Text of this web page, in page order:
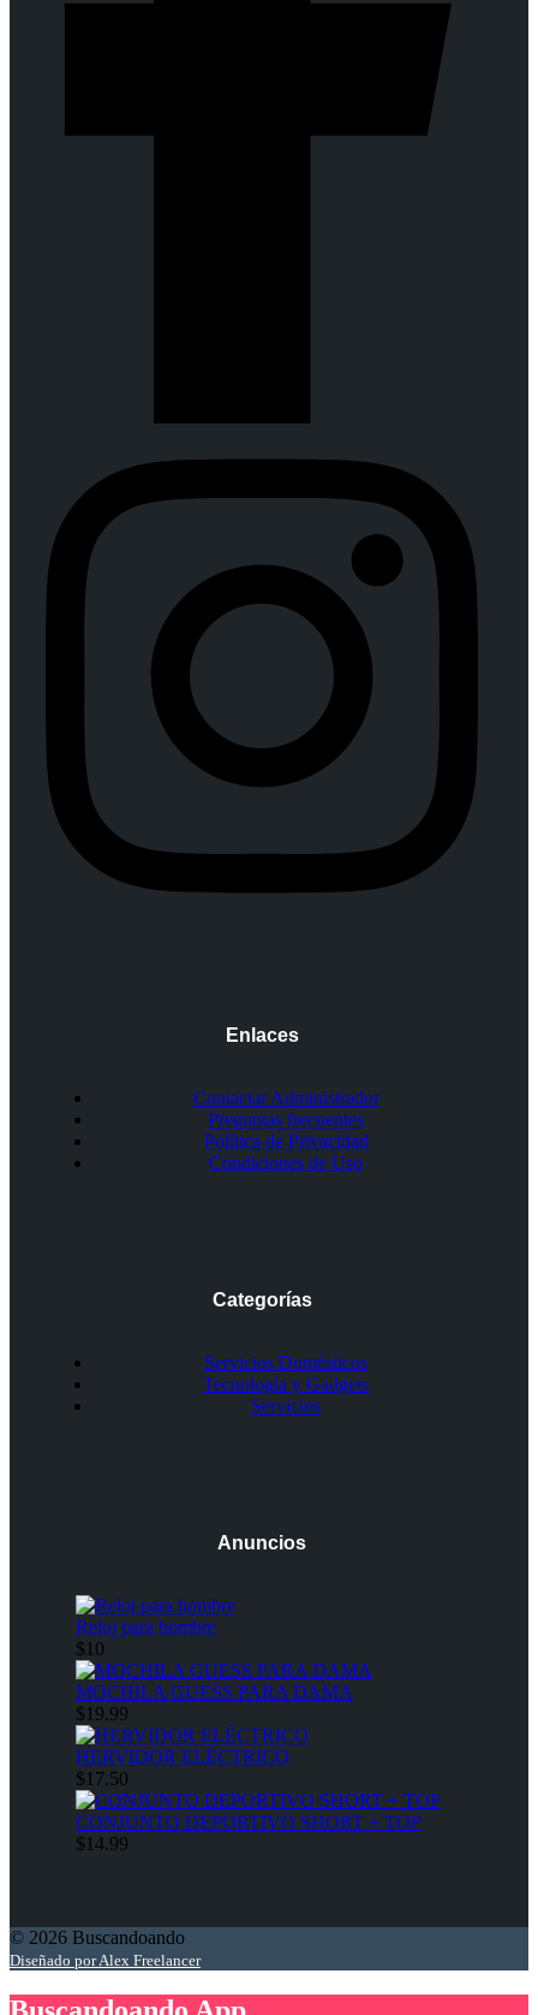
Enlaces
Contactar Administrador
Preguntas frecuentes
Política de Privacidad
Condiciones de Uso
Categorías
Servicios Domésticos
Tecnología y Gadgets
Servicios
Anuncios
Reloj para hombre
$10
MOCHILA GUESS PARA DAMA
$19.99
HERVIDOR ELÉCTRICO
$17.50
CONJUNTO DEPORTIVO SHORT + TOP
$14.99
© 2026 Buscandoando
Diseñado por Alex Freelancer